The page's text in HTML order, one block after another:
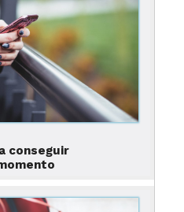
de usuarios
opción para
una reunión.
en un click
conseguir